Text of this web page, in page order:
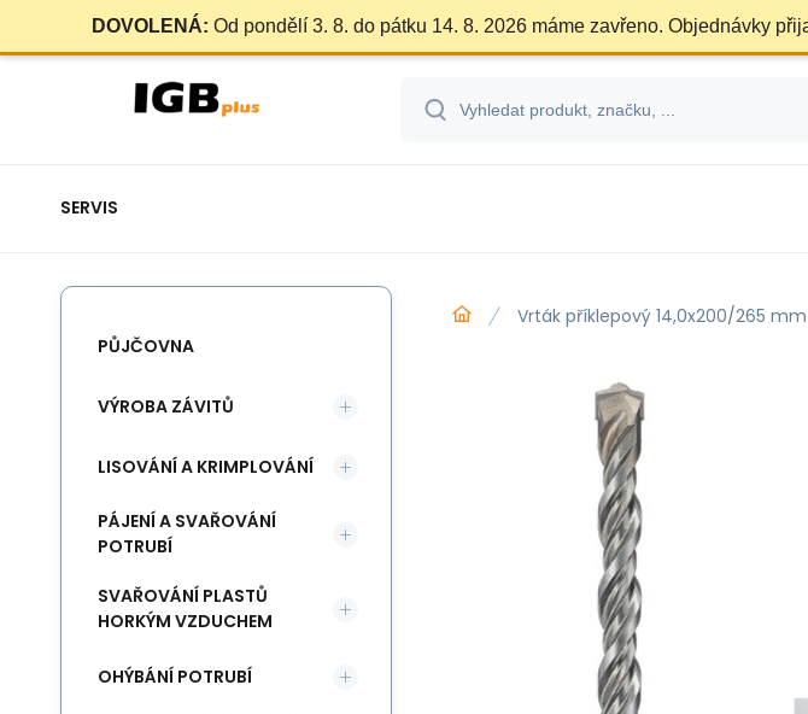
DOVOLENÁ: Od pondělí 3. 8. do pátku 14. 8. 2026 máme zavřeno. Objednávky
SERVIS
Vrták příklepový 14,0x200/265 mm
PŮJČOVNA
VÝROBA ZÁVITŮ
LISOVÁNÍ A KRIMPLOVÁNÍ
PÁJENÍ A SVAŘOVÁNÍ
POTRUBÍ
SVAŘOVÁNÍ PLASTŮ
HORKÝM VZDUCHEM
OHÝBÁNÍ POTRUBÍ